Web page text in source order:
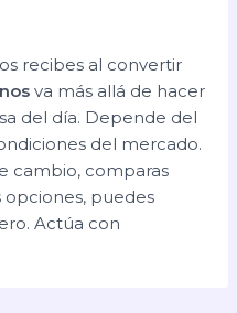
recibes al convertir
va más allá de hacer
del día. Depende del
del mercado.
cambio, comparas
puedes
Actúa con